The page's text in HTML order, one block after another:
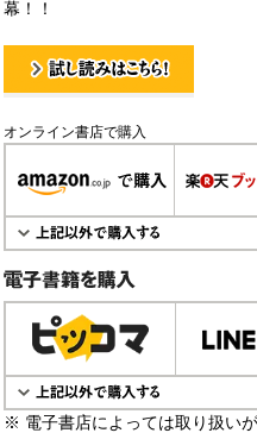
幕！！
オンライン書店で購入
電子書籍で購入
※ 電子書店によっては取り扱い